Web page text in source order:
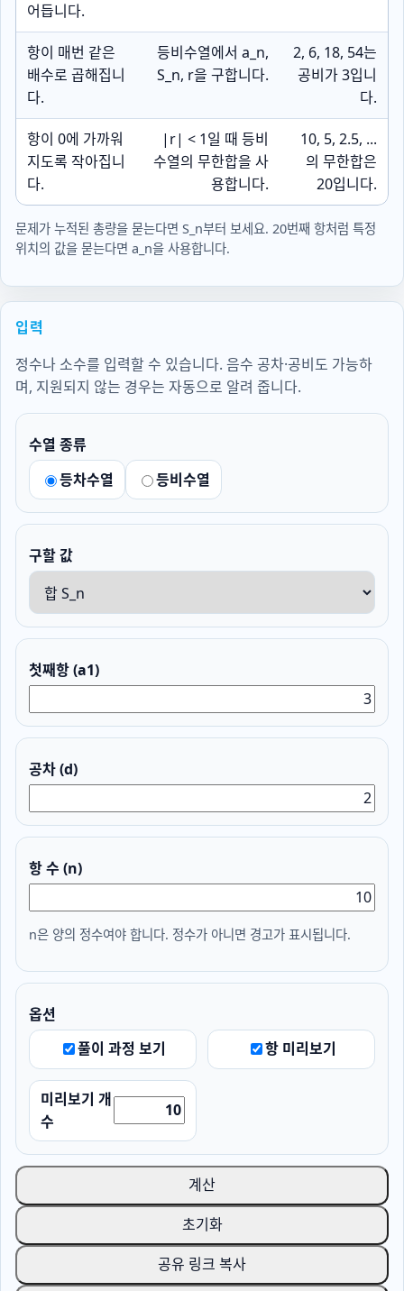
어듭니다.
항이 매번 같은
배수로 곱해집니
다.
등비수열에서 a_n,
S_n, r을 구합니다.
2, 6, 18, 54는
공비가 3입니
다.
항이 0에 가까워
지도록 작아집니
다.
|r| < 1일 때 등비
수열의 무한합을 사
용합니다.
10, 5, 2.5, ...
의 무한합은
20입니다.
문제가 누적된 총량을 묻는다면 S_n부터 보세요. 20번째 항처럼 특정
위치의 값을 묻는다면 a_n을 사용합니다.
입력
정수나 소수를 입력할 수 있습니다. 음수 공차·공비도 가능하
며, 지원되지 않는 경우는 자동으로 알려 줍니다.
수열 종류
등차수열
등비수열
구할 값
첫째항 (a1)
공차 (d)
항 수 (n)
n은 양의 정수여야 합니다. 정수가 아니면 경고가 표시됩니다.
옵션
풀이 과정 보기
항 미리보기
미리보기 개
수
계산
초기화
공유 링크 복사